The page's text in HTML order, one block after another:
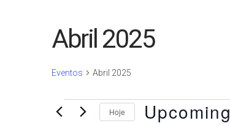
Abril 2025
Eventos Abril 2025
EventosHoje Upcoming